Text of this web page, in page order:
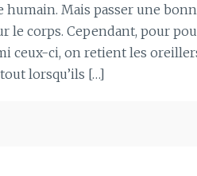
Mais passer une
le corps. Cependant, pour
ceux-ci, on retient les
lorsqu’ils […]